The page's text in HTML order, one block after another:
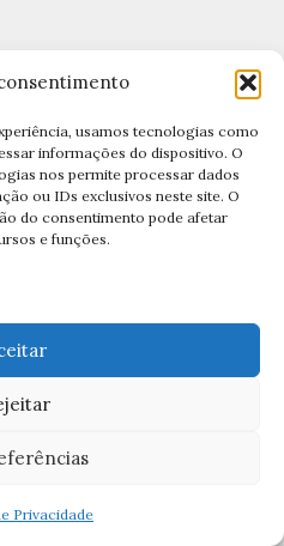
usamos tecnologias como
informações do dispositivo. O
nos permite processar dados
ou IDs exclusivos neste site. O
do consentimento pode afetar
e funções.
Privacidade
(1)